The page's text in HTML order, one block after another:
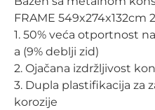
FRAME 549x274x132cm
1. 50% veća otportnost
a (9% deblji zid)
2. Ojačana izdržljivost
3. Dupla plastifikacija za
korozije